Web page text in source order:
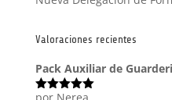
Valoraciones recientes
Pack Auxiliar de